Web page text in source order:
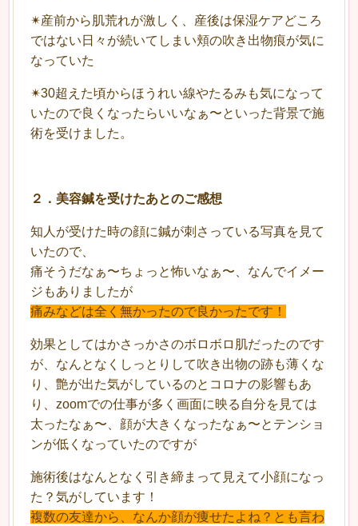
✴︎産前から肌荒れが激しく、産後は保湿ケアどころ
ではない日々が続いてしまい頬の吹き出物痕が気に
なっていた
✴︎30超えた頃からほうれい線やたるみも気になって
いたので良くなったらいいなぁ〜といった背景で施
術を受けました。
２ ． 美容鍼を受けたあとのご感想
知人が受けた時の顔に鍼が刺さっている写真を見て
いたので、
痛そうだなぁ〜ちょっと怖いなぁ〜、なんでイメー
ジもありましたが
痛みなどは全く無かったので良かったです！
効果としてはかさっかさのボロボロ肌だったのです
が、なんとなくしっとりして吹き出物の跡も薄くな
り、艶が出た気がしているのとコロナの影響もあ
り、zoomでの仕事が多く画面に映る自分を見ては
太ったなぁ〜、顔が大きくなったなぁ〜とテンショ
ンが低くなっていたのですが
施術後はなんとなく引き締まって見えて小顔になっ
た？気がしています！
複数の友達から、なんか顔が痩せたよね？とも言わ